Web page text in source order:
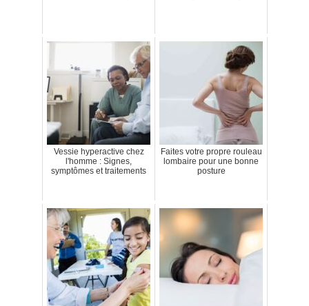
Vessie hyperactive chez
l'homme : Signes,
symptômes et traitements
Faites votre propre rouleau
lombaire pour une bonne
posture